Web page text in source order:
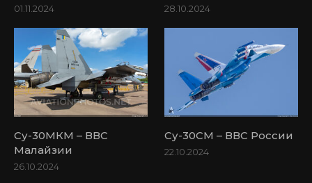
01.11.2024 28.10.2024
Су-30МКМ – ВВС
Малайзии
26.10.2024
Су-30СМ – ВВС России
22.10.2024